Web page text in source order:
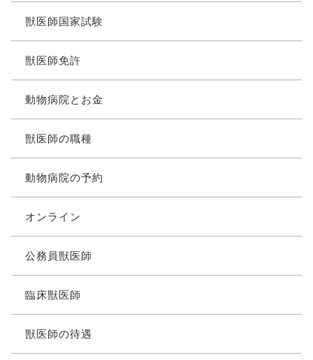
獣医師国家試験
獣医師免許
動物病院とお金
獣医師の職種
動物病院の予約
オンライン
公務員獣医師
臨床獣医師
獣医師の待遇